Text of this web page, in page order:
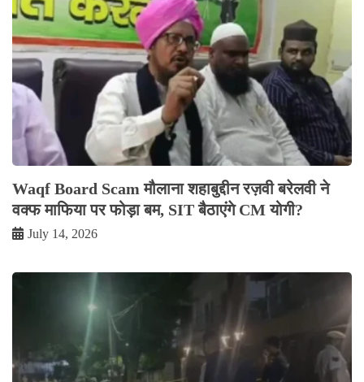
Waqf Board Scam मौलाना शहाबुद्दीन रज़वी बरेलवी ने
वक्फ माफिया पर फोड़ा बम, SIT बैठाएंगे CM योगी?
July 14, 2026